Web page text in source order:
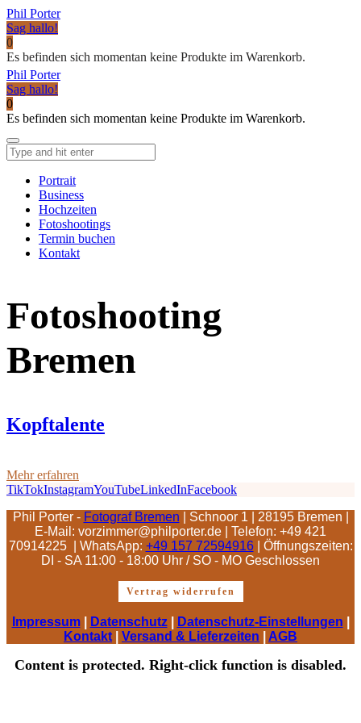
Phil Porter
Sag hallo!
0
Es befinden sich momentan keine Produkte im Warenkorb.
Phil Porter
Sag hallo!
0
Es befinden sich momentan keine Produkte im Warenkorb.
Portrait
Business
Hochzeiten
Fotoshootings
Termin buchen
Kontakt
Fotoshooting
Bremen
Kopftalente
Mehr erfahren
TikTokInstagramYouTubeLinkedInFacebook
Phil Porter - Fotograf Bremen | Schnoor 1 | 28195 Bremen |
E-Mail: vorzimmer@philporter.de | Telefon: +49 421
70914225 | WhatsApp: +49 157 72594916| Öffnungszeiten:
DI - SA 11:00 - 18:00 Uhr / SO - MO Geschlossen
Vertrag widerrufen
Impressum| Datenschutz| Datenschutz-Einstellungen
Kontakt
Versand & Lieferzeiten AGB
Content is protected. Right-click function is disabled.